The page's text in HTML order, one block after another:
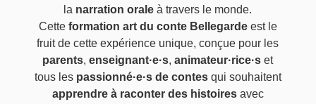
la narration orale à travers le monde.
Cette formation art du conte Bellegardeest le
fruit de cette expérience unique, conçue pour les
parents,enseignant·e·s,animateur·rice·s et
tous les passionné·e·s de contesqui souhaitent
apprendre à raconter des histoiresavec